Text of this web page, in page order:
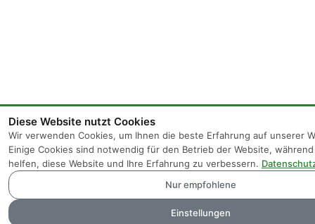
Diese Website nutzt Cookies
Wir verwenden Cookies, um Ihnen die beste Erfahrung auf unserer
Einige Cookies sind notwendig für den Betrieb der Website,
helfen, diese Website und Ihre Erfahrung zu verbessern.
Nur empfohlene
Einstellungen